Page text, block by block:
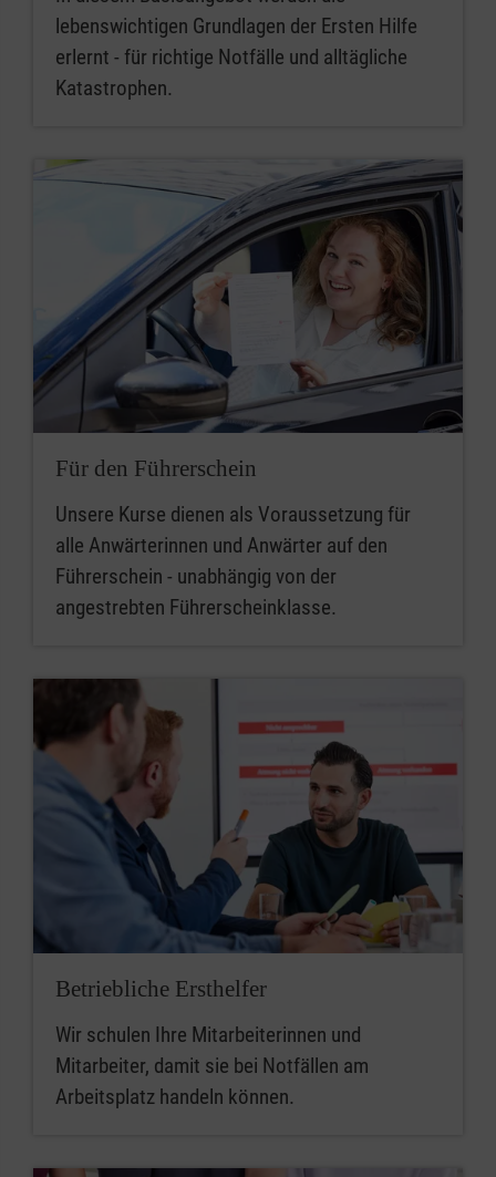
lebenswichtigen Grundlagen der Ersten Hilfe
erlernt - für richtige Notfälle und alltägliche
Katastrophen.
Für den Führerschein
Unsere Kurse dienen als Voraussetzung für
alle Anwärterinnen und Anwärter auf den
Führerschein - unabhängig von der
angestrebten Führerscheinklasse.
Betriebliche Ersthelfer
Wir schulen Ihre Mitarbeiterinnen und
Mitarbeiter, damit sie bei Notfällen am
Arbeitsplatz handeln können.